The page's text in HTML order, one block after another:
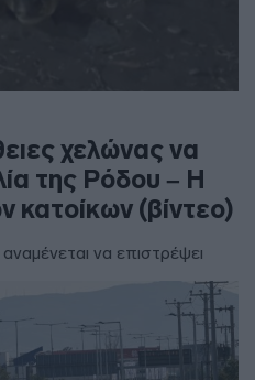
χελώνας να
της Ρόδου – Η
κατοίκων (βίντεο)
να επιστρέψει